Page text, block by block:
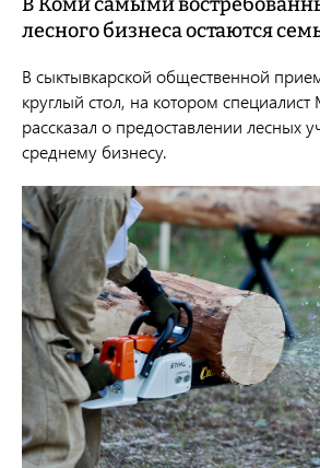
лесного бизнеса остаются
В сыктывкарской общественной
круглый стол, на котором
рассказал о предоставлении лесных
среднему бизнесу.